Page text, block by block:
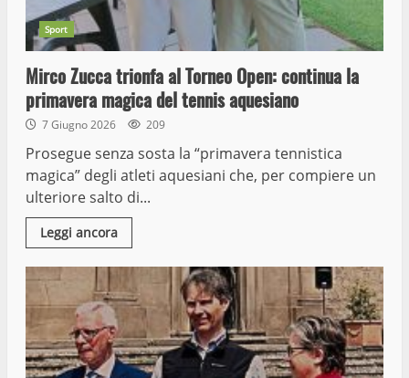
Sport
Mirco Zucca trionfa al Torneo Open: continua la
primavera magica del tennis aquesiano
7 Giugno 2026 209
Prosegue senza sosta la “primavera tennistica
magica” degli atleti aquesiani che, per compiere un
ulteriore salto di...
Leggi ancora